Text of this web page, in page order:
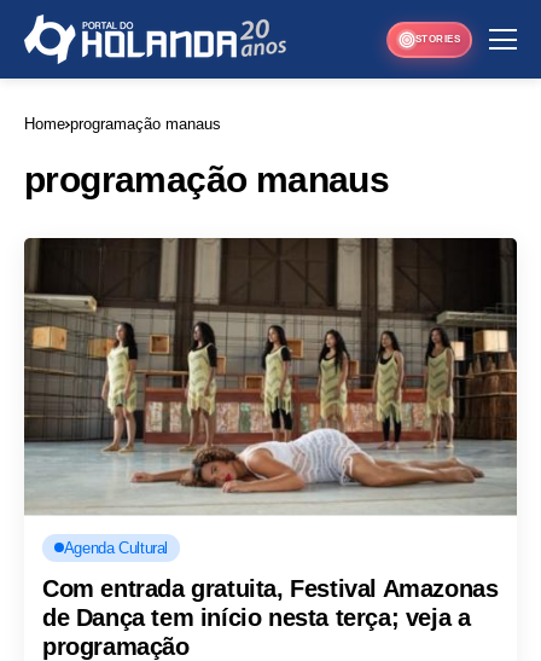
STORIES
Home programação manaus
programação manaus
Agenda Cultural
Com entrada gratuita, Festival Amazonas
de Dança tem início nesta terça; veja a
programação